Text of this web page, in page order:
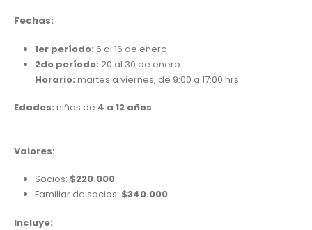
Fechas:
1er período: 6 al 16 de enero
2do período: 20 al 30 de enero
Horario: martes a viernes, de 9:00 a 17:00 hrs.
Edades: niños de 4 a 12 años
Valores:
Socios: $220.000
Familiar de socios: $340.000
Incluye: